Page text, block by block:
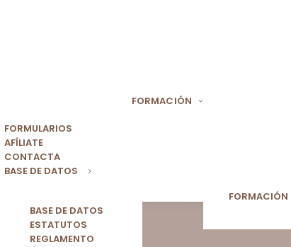
FORMULARIOS
AFÍLIATE
CONTACTA
BASE DE DATOS
BASE DE DATOS
ESTATUTOS
REGLAMENTO
FORMACIÓN
FORMACIÓN